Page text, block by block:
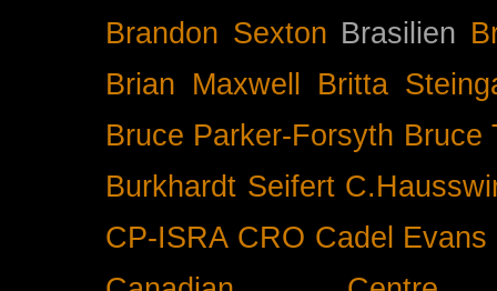
Brandon Sexton Brasilien
Brian Maxwell
Britta
Bruce Parker-Forsyth Bruce
Burkhardt Seifert
CP-ISRA CRO Cadel Evans